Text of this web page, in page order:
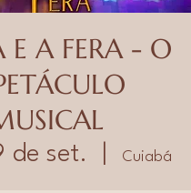
E A FERA - O
de set. Cuiabá